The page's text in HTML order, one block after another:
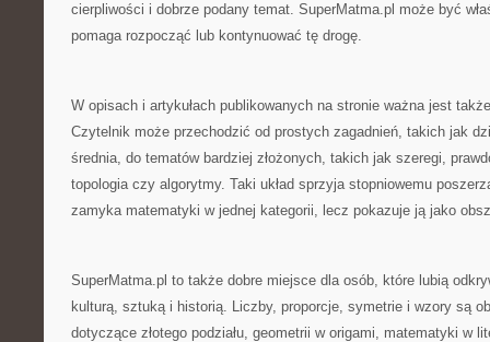
cierpliwości i dobrze podany temat. SuperMatma.pl może być
pomaga rozpocząć lub kontynuować tę drogę.
W opisach i artykułach publikowanych na stronie ważna jest
Czytelnik może przechodzić od prostych zagadnień, takich jak
średnia, do tematów bardziej złożonych, takich jak szeregi,
topologia czy algorytmy. Taki układ sprzyja stopniowemu
zamyka matematyki w jednej kategorii, lecz pokazuje ją jako
SuperMatma.pl to także dobre miejsce dla osób, które lubią
kulturą, sztuką i historią. Liczby, proporcje, symetrie i wzory są
dotyczące złotego podziału, geometrii w origami, matematyki w